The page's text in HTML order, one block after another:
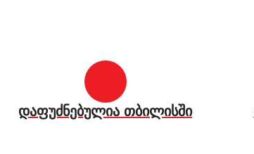
დაფუძნებულია თბილისში